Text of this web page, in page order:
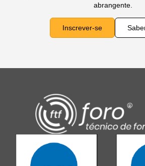
abrangente.
Inscrever-se